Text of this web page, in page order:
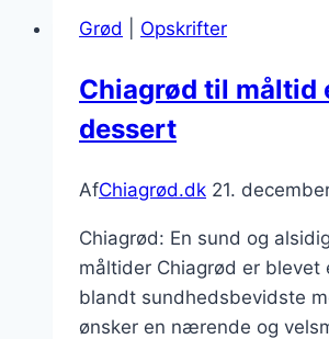
med
Grød Opskrifter
Chiagrød til måltid
dessert
AfChiagrød.dk 21.
Chiagrød: En sund og
måltider Chiagrød er
blandt sundhedsbevidste
ønsker en nærende og